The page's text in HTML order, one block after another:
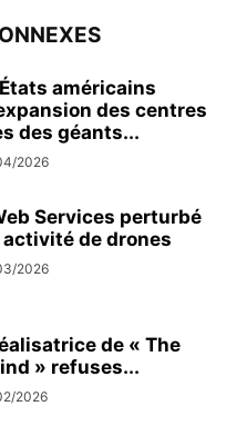
américains
des centres
des géants...
2026
Services perturbé
de drones
2026
de « The
» refuses...
2026